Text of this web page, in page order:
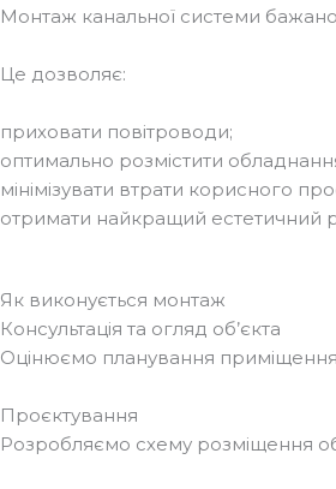
Монтаж канальної системи
Це дозволяє:
приховати повітроводи;
оптимально розмістити
мінімізувати втрати корисного
отримати найкращий естетичний
Як виконується монтаж
Консультація та огляд об’єкта
Оцінюємо планування
Проєктування
Розробляємо схему розміщення